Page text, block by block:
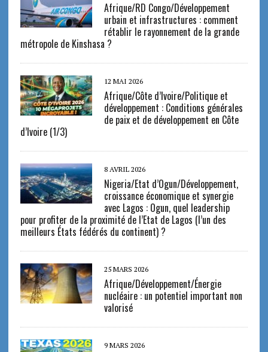
Afrique/RD Congo/Développement
urbain et infrastructures : comment
rétablir le rayonnement de la grande
métropole de Kinshasa ?
12 MAI 2026
Afrique/Côte d’Ivoire/Politique et
développement : Conditions générales
de paix et de développement en Côte
d’Ivoire (1/3)
8 AVRIL 2026
Nigeria/Etat d’Ogun/Développement,
croissance économique et synergie
avec Lagos : Ogun, quel leadership
pour profiter de la proximité de l’Etat de Lagos (l’un des
meilleurs États fédérés du continent) ?
25 MARS 2026
Afrique/Développement/Énergie
nucléaire : un potentiel important non
valorisé
9 MARS 2026